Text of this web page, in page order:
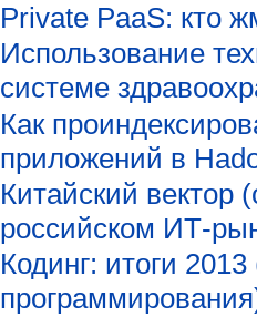
Private PaaS: кто
Использование
системе
Как
приложений в
Китайский вектор
российском ИТ-
Кодинг: итоги